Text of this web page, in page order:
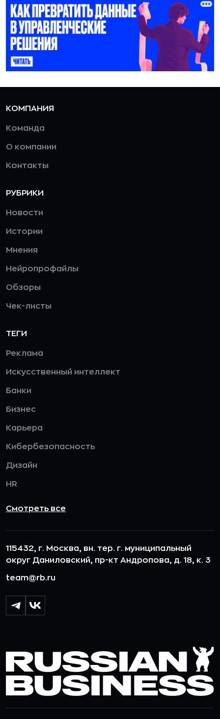
КОМПАНИЯ
Команда
О компании
Контакты
РУБРИКИ
Новости
Истории
Мнения
Нейропрофайлы
Обзоры
Чек-листы
ТЕГИ
Реклама
Искусственный интеллект
Банки
Бизнес
Карьера
Кибербезопасность
Дизайн
HR
Смотреть все
115432, г. Москва, вн. тер. г. муниципальный
округ Даниловский, пр-кт Андропова, д. 18, к. 3
team@rb.ru